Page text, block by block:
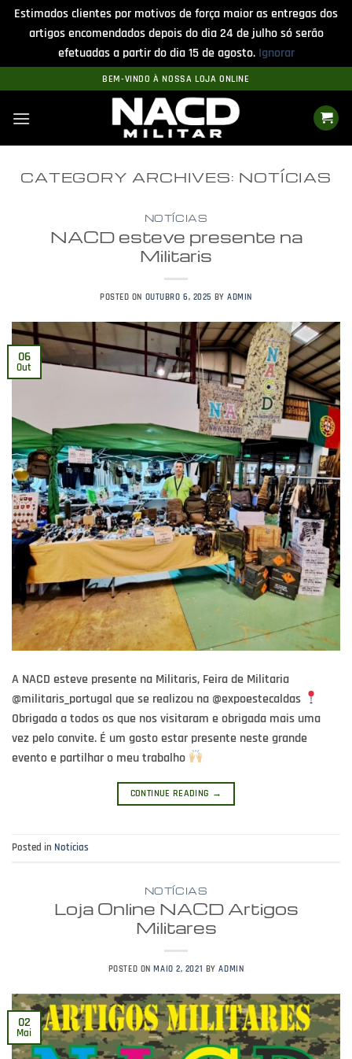
Estimados clientes por motivos de força maior as entregas dos
artigos encomendados depois do dia 24 de julho só serão
efetuadas a partir do dia 15 de agosto. Ignorar
to
content
BEM-VINDO À NOSSA LOJA ONLINE
CATEGORY ARCHIVES: NOTÍCIAS
NOTÍCIAS
NACD esteve presente na
Militaris
POSTED ON OUTUBRO 6, 2025 BYADMIN
06
Out
A NACD esteve presente na Militaris, Feira de Militaria
@militaris_portugal que se realizou na @expoestecaldas
Obrigada a todos os que nos visitaram e obrigada mais uma
vez pelo convite. É um gosto estar presente neste grande
evento e partilhar o meu trabalho
CONTINUE READING →
Posted in Notícias
NOTÍCIAS
Loja Online NACD Artigos
Militares
POSTED ONMAIO 2, 2021 BYADMIN
02
Mai